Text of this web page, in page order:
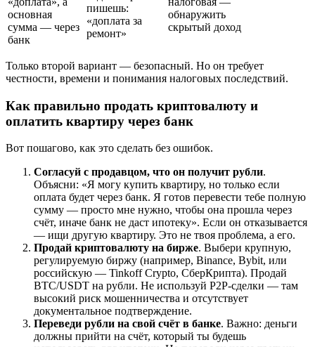
основная
сумма — через
банк
пишешь:
«доплата за
ремонт»
обнаружить
скрытый доход
Только второй вариант — безопасный. Но он требует
честности, времени и понимания налоговых последствий.
Как правильно продать криптовалюту и
оплатить квартиру через банк
Вот пошагово, как это сделать без ошибок.
Согласуй с продавцом, что он получит рубли.
Объясни: «Я могу купить квартиру, но только если
оплата будет через банк. Я готов перевести тебе полную
сумму — просто мне нужно, чтобы она прошла через
счёт, иначе банк не даст ипотеку». Если он отказывается
— ищи другую квартиру. Это не твоя проблема, а его.
Продай криптовалюту на бирже. Выбери крупную,
регулируемую биржу (например, Binance, Bybit, или
российскую — Tinkoff Crypto, СберКрипта). Продай
BTC/USDT на рубли. Не используй P2P-сделки — там
высокий риск мошенничества и отсутствует
документальное подтверждение.
Переведи рубли на свой счёт в банке. Важно: деньги
должны прийти на счёт, который ты будешь